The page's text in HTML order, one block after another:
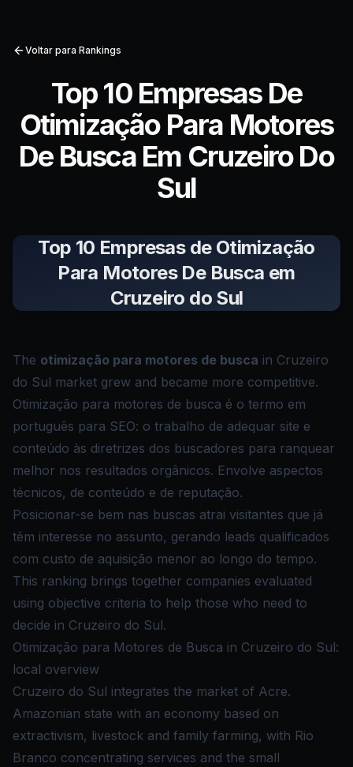
Voltar para Rankings
Top 10 Empresas De
Otimização Para Motores
De Busca Em Cruzeiro Do
Sul
Top 10 Empresas de Otimização
Para Motores De Busca em
Cruzeiro do Sul
The otimização para motores de busca in Cruzeiro
do Sul market grew and became more competitive.
Otimização para motores de busca é o termo em
português para SEO: o trabalho de adequar site e
conteúdo às diretrizes dos buscadores para ranquear
melhor nos resultados orgânicos. Envolve aspectos
técnicos, de conteúdo e de reputação.
Posicionar-se bem nas buscas atrai visitantes que já
têm interesse no assunto, gerando leads qualificados
com custo de aquisição menor ao longo do tempo.
This ranking brings together companies evaluated
using objective criteria to help those who need to
decide in Cruzeiro do Sul.
Otimização para Motores de Busca in Cruzeiro do Sul:
local overview
Cruzeiro do Sul integrates the market of Acre.
Amazonian state with an economy based on
extractivism, livestock and family farming, with Rio
Branco concentrating services and the small